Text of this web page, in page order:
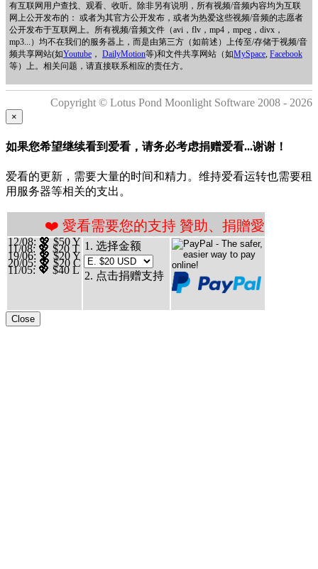
有互联网用户查找、观看、收听。除非另有说明，所有视频/音频内容均为互联
网上公开发布的： 或者为其官方公开发布，或者为热爱这些视频/音频的志愿者
公开发布于互联网上。所有视频/音频文件（avi，flv，mp4，mpeg，divx，
mp3...）均不在我们的服务器上，而是由第三方（如前述）上传至/存储于视频/音
频共享网站(如Youtube ， DailyMotion等)和文件共享网站（如MySpace, Facebook
等）上。相关问题，请直接联系相应的责任方。
Copyright © Lotus Pond Moonlight Software 2008 - 2026
×
如果您希望继续看到爱看，请务必考虑捐赠爱看...谢谢！
爱看的更新，需要大量的时间和精力。维持爱看运转也需要租
用服务器等相关的支出。
需要您的支持 贊助、捐贈愛看 分享、傳播愛看
12/08: 💖 $50 Y
11/08: 💖 $20 T
19/06: 💖 $20 Y
20/05: 💖 $20 C
11/05: 💖 $40 L
1. 选择金额
2. 点击捐赠支持
Close